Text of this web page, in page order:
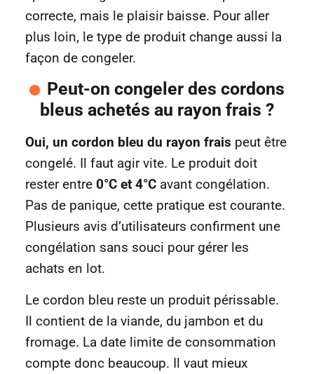
correcte, mais le plaisir baisse. Pour aller
plus loin, le type de produit change aussi la
façon de congeler.
Peut-on congeler des cordons
bleus achetés au rayon frais ?
Oui, un cordon bleu du rayon frais peut être
congelé. Il faut agir vite. Le produit doit
rester entre 0°C et 4°C avant congélation.
Pas de panique, cette pratique est courante.
Plusieurs avis d’utilisateurs confirment une
congélation sans souci pour gérer les
achats en lot.
Le cordon bleu reste un produit périssable.
Il contient de la viande, du jambon et du
fromage. La date limite de consommation
compte donc beaucoup. Il vaut mieux